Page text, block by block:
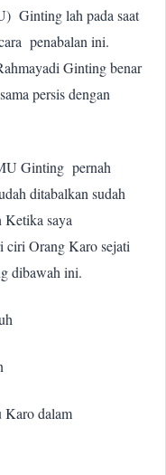
Ginting lah pada saat
penabalan ini.
Ginting benar
persis dengan
Ginting pernah
ditabalkan sudah
Ketika saya
ciri Orang Karo sejati
dibawah ini.
Karo dalam